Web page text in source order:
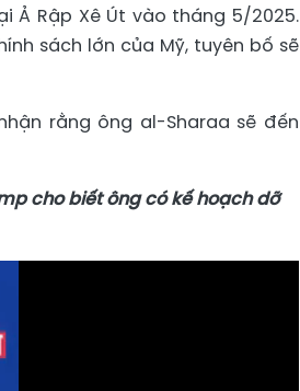
Ả Rập Xê Út vào tháng 5/2025.
sách lớn của Mỹ, tuyên bố sẽ
rằng ông al-Sharaa sẽ đến
cho biết ông có kế hoạch dỡ